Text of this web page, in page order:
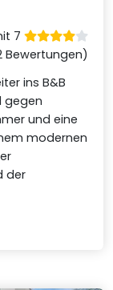
7
Bewertungen)
ins B&B
gegen
und eine
modernen
der